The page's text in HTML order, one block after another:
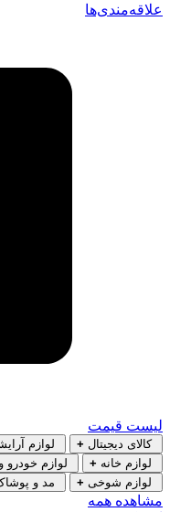
علاقه‌مندی‌ها
لیست قیمت
کالای دیجیتال + لوازم
لوازم خانه + لوازم خودرو
لوازم شوخی + مد و
مشاهده همه